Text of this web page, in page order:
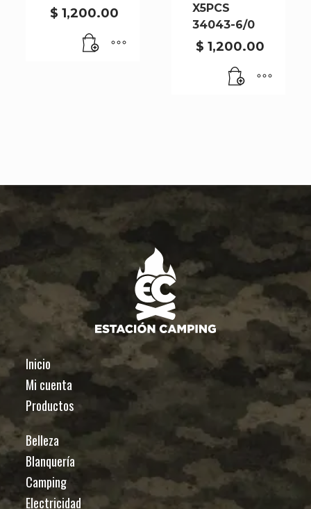
$ 1,200.00
X5PCS
34043-6/0
$ 1,200.00
Inicio
Mi cuenta
Productos
Belleza
Blanquería
Camping
Electricidad